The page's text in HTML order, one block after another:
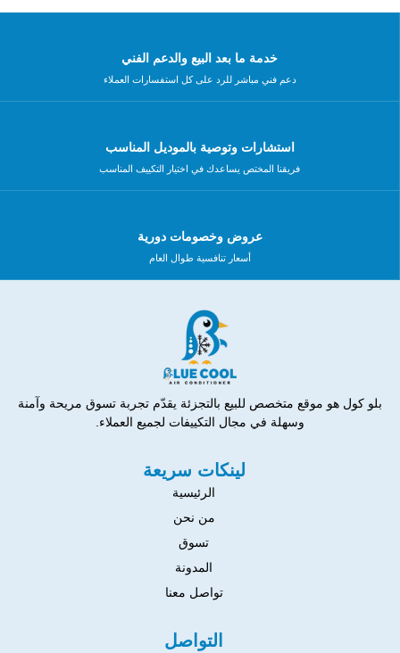
خدمة ما بعد البيع والدعم الفني
دعم فني مباشر للرد على كل استفسارات العملاء
استشارات وتوصية بالموديل المناسب
فريقنا المختص يساعدك في اختيار التكييف المناسب
عروض وخصومات دورية
أسعار تنافسية طوال العام
بلو كول هو موقع متخصص للبيع بالتجزئة يقدّم تجربة تسوق مريحة وآمنة
وسهلة في مجال التكييفات لجميع العملاء.
لينكات سريعة
الرئيسية
من نحن
تسوق
المدونة
تواصل معنا
التواصل